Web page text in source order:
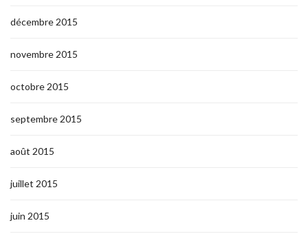
décembre 2015
novembre 2015
octobre 2015
septembre 2015
août 2015
juillet 2015
juin 2015